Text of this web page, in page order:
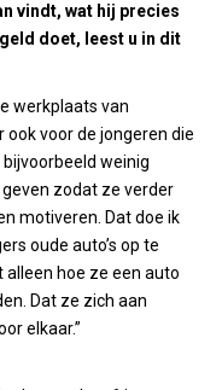
vindt, wat hij precies
doet, leest u in dit
werkplaats van
voor de jongeren die
weinig
zodat ze verder
motiveren. Dat doe ik
oude auto’s op te
alleen hoe ze een auto
Dat ze zich aan
elkaar.”